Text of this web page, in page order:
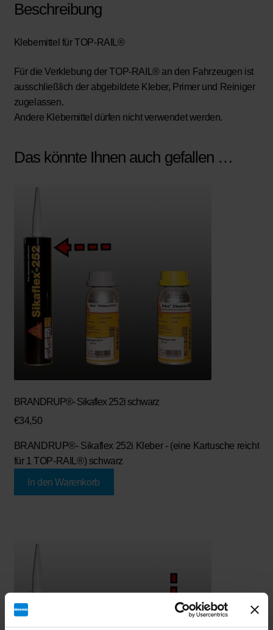
Beschreibung
Klebemittel für TOP-RAIL®
Für die Verklebung der TOP-RAIL® an den Fahrzeugen ist
ausschließlich der abgebildete Kleber, Primer und Reiniger
zugelassen.
Andere Klebemittel dürfen nicht verwendet werden.
Das könnte Ihnen auch gefallen …
BRANDRUP®- Sikaflex 252i schwarz
€34,50
BRANDRUP®- Sikaflex 252i Kleber - (eine Kartusche reicht
für 1 TOP-RAIL®) schwarz
In den Warenkorb